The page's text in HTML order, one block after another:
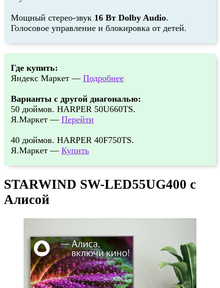
Мощный стерео-звук 16 Вт Dolby Audio.
Голосовое управление и блокировка от детей.
Где купить:
Яндекс Маркет — Подробнее
Варианты с другой диагональю:
50 дюймов. HARPER 50U660TS.
Я.Маркет — Перейти
40 дюймов. HARPER 40F750TS.
Я.Маркет — Купить
STARWIND SW-LED55UG400 с
Алисой